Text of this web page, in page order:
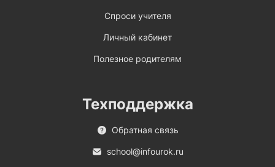
Спроси учителя
Личный кабинет
Полезное родителям
Техподдержка
Обратная связь
school@infourok.ru